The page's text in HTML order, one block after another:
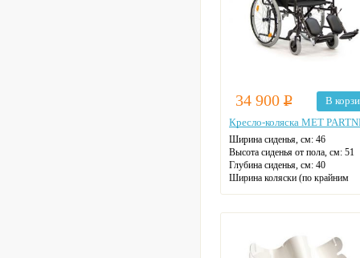
34 900 Р
В
Кресло-коляска MET
Ширина сиденья, см: 46
Высота сиденья от пола, см: 51
Глубина сиденья, см: 40
Ширина коляски (по крайним
см:126
119